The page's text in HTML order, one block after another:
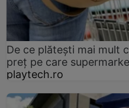
De ce plătești mai mult
preț pe care
playtech.ro